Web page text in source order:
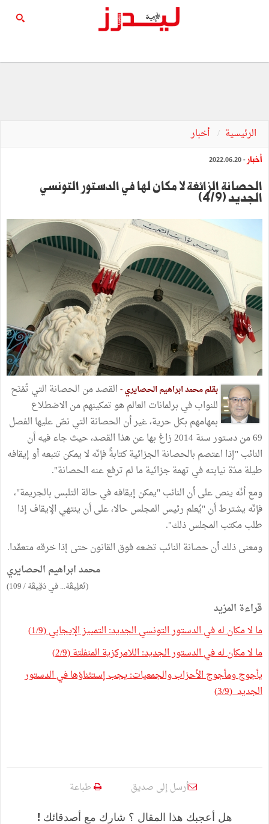
الرئيسية أخبار
أخبار - 2022.06.20
الحصانة الزائغة لا مكان لها في الدستور التونسي
الجديد (4/9)
بقلم محمد ابراهيم الحصايري -القصد من الحصانة التي تُمْنَح
للنواب في برلمانات العالم هو تمكينهم من الاضطلاع
بمهامهم بكل حرية، غير أن الحصانة التي نصّ عليها الفصل
69 من دستور سنة 2014 زاغ بها عن هذا القصد، حيث جاء فيه أن
النائب "إذا اعتصم بالحصانة الجزائية كتابةً فإنّه لا يمكن تتبعه أو إيقافه
طيلة مدّة نيابته في تهمة جزائية ما لم ترفع عنه الحصانة".
ومع أنّه ينص على أن النائب "يمكن إيقافه في حالة التلبس بالجريمة"،
فإنّه يشترط أن "يُعلم رئيس المجلس حالا، على أن ينتهي الإيقاف إذا
طلب مكتب المجلس ذلك".
ومعنى ذلك أن حصانة النائب تضعه فوق القانون حتى إذا خرقه متعمِّدا.
محمد ابراهيم الحصايري
(تَعْلِيقَهْ... في دَقِيقَهْ / 109)
قراءة المزيد
ما لا مكان له في الدستور التونسي الجديد: التمييز الإيجابي (1/9)
ما لا مكان له في الدستور الجديد: اللامركزية المنفلتة (2/9)
يأجوج ومأجوج الأحزاب والجمعيات: يجب إستثناؤها في الدستور
الجديد (3/9)
أرسل إلى صديق طباعة
هل أعجبك هذا المقال ؟ شارك مع أصدقائك !